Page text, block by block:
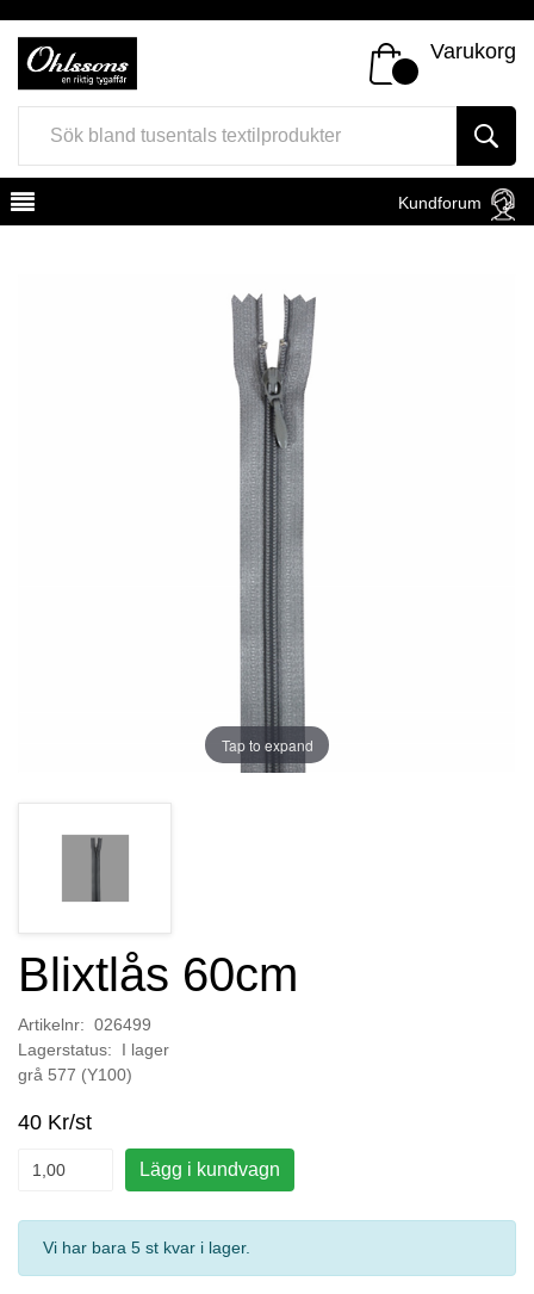
Varukorg
Kundforum
Tap to expand
Blixtlås 60cm
Artikelnr: 026499
Lagerstatus: I lager
grå 577 (Y100)
40 Kr/st
Lägg i kundvagn
Vi har bara 5 st kvar i lager.